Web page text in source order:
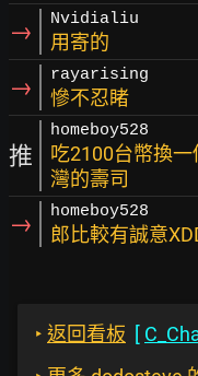
→ Nvidialiu
用寄的
→ rayarising
慘不忍睹
推
homeboy528
吃2100台幣換
灣的壽司
→ homeboy528
郎比較有誠意
‣ 返回看板 [